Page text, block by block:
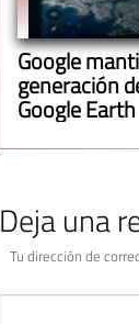
Google
generación
Google Earth
Deja una
Tu dirección de